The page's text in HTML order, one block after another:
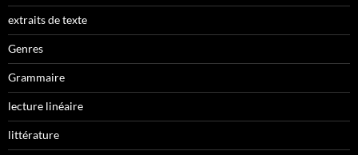
extraits de texte
Genres
Grammaire
lecture linéaire
littérature